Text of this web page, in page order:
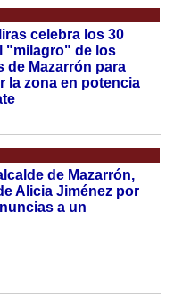
celebra los 30
"milagro" de los
de Mazarrón para
la zona en potencia
de Mazarrón,
Alicia Jiménez por
a un